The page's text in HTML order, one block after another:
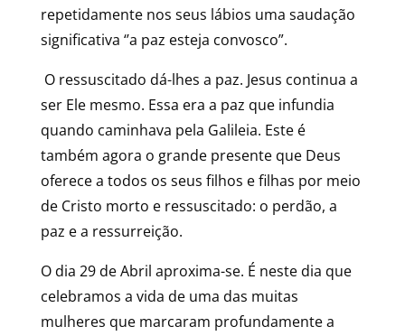
repetidamente nos seus lábios uma saudação
significativa ‘’a paz esteja convosco”.
O ressuscitado dá-lhes a paz. Jesus continua a
ser Ele mesmo. Essa era a paz que infundia
quando caminhava pela Galileia. Este é
também agora o grande presente que Deus
oferece a todos os seus filhos e filhas por meio
de Cristo morto e ressuscitado: o perdão, a
paz e a ressurreição.
O dia 29 de Abril aproxima-se. É neste dia que
celebramos a vida de uma das muitas
mulheres que marcaram profundamente a